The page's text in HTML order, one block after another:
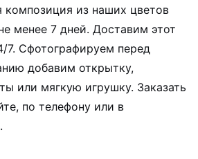
композиция из наших цветов
менее 7 дней. Доставим этот
7. Сфотографируем перед
добавим открытку,
или мягкую игрушку. Заказать
по телефону или в